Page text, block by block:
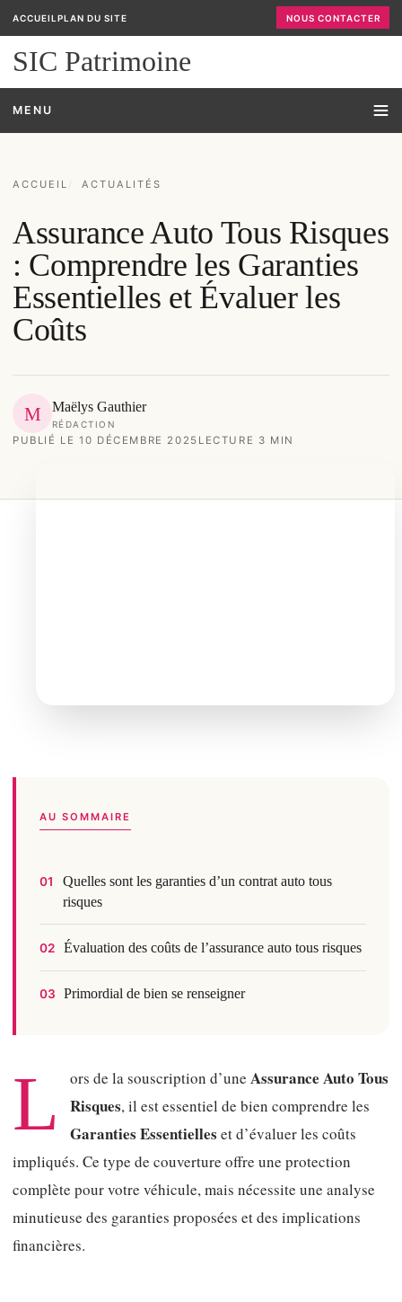
ACCUEIL PLAN DU SITE NOUS CONTACTER
SIC Patrimoine
MENU
ACCUEIL ACTUALITÉS
Assurance Auto Tous Risques
: Comprendre les Garanties
Essentielles et Évaluer les
Coûts
M Maëlys Gauthier
RÉDACTION
PUBLIÉ LE 10 DÉCEMBRE 2025 LECTURE 3 MIN
AU SOMMAIRE
01
Quelles sont les garanties d’un contrat auto tous
risques
02 Évaluation des coûts de l’assurance auto tous risques
03 Primordial de bien se renseigner
L ors de la souscription d’une Assurance Auto Tous
Risques, il est essentiel de bien comprendre les
Garanties Essentielles et d’évaluer les coûts
impliqués. Ce type de couverture offre une protection
complète pour votre véhicule, mais nécessite une analyse
minutieuse des garanties proposées et des implications
financières.